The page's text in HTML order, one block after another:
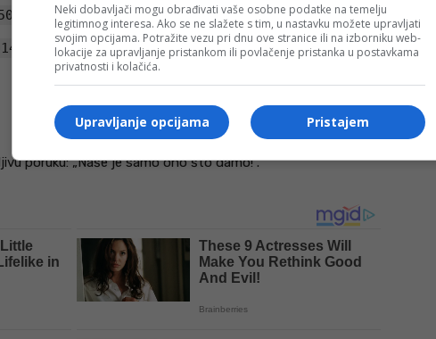
(SWIFT: BBIBBA22XXX )
poruku: „Naše je samo ono što damo!“.
Neki dobavljači mogu obrađivati vaše osobne podatke na temelju
legitimnog interesa. Ako se ne slažete s tim, u nastavku možete upravljati
svojim opcijama. Potražite vezu pri dnu ove stranice ili na izborniku web-
lokacije za upravljanje pristankom ili povlačenje pristanka u postavkama
privatnosti i kolačića.
Pristajem
Upravljanje opcijama